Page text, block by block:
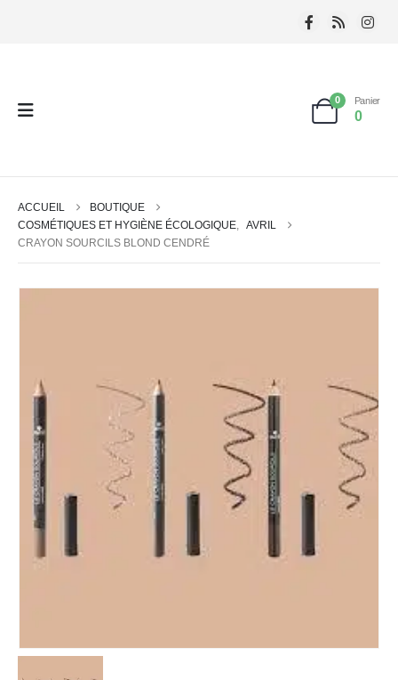
0 Panier
0
ACCUEIL
BOUTIQUE
COSMÉTIQUES ET HYGIÈNE ÉCOLOGIQUE, AVRIL
CRAYON SOURCILS BLOND CENDRÉ